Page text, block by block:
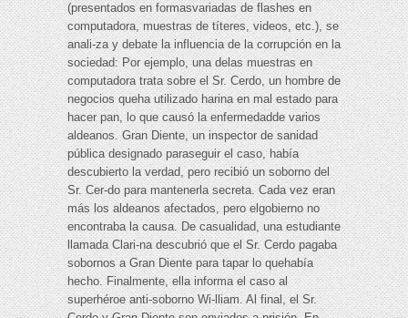
(presentados en formasvariadas de flashes en
computadora, muestras de títeres, videos, etc.), se
anali-za y debate la influencia de la corrupción en la
sociedad: Por ejemplo, una delas muestras en
computadora trata sobre el Sr. Cerdo, un hombre de
negocios queha utilizado harina en mal estado para
hacer pan, lo que causó la enfermedadde varios
aldeanos. Gran Diente, un inspector de sanidad
pública designado paraseguir el caso, había
descubierto la verdad, pero recibió un soborno del
Sr. Cer-do para mantenerla secreta. Cada vez eran
más los aldeanos afectados, pero elgobierno no
encontraba la causa. De casualidad, una estudiante
llamada Clari-na descubrió que el Sr. Cerdo pagaba
sobornos a Gran Diente para tapar lo quehabía
hecho. Finalmente, ella informa el caso al
superhéroe anti-soborno Wi-lliam. Al final, el Sr.